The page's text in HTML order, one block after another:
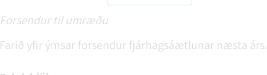
Forsendur til umræðu
Farið yfir ýmsar forsendur fjárhagsáætlunar næsta árs.